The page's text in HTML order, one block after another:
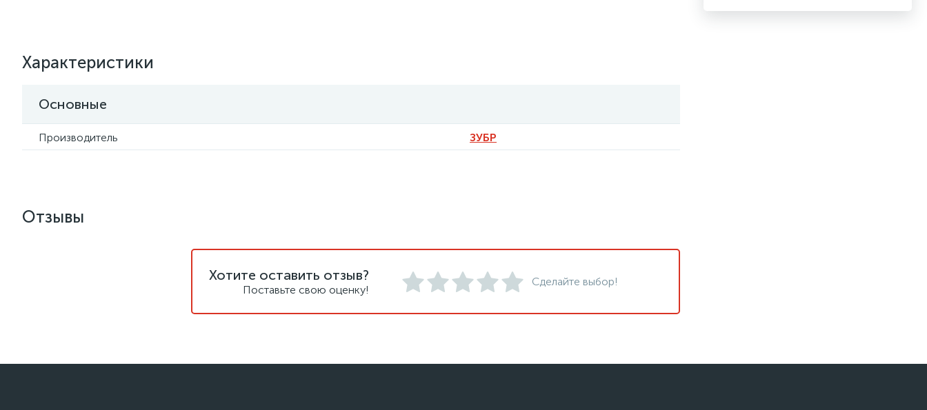
Характеристики
Основные
Производитель ЗУБР
Отзывы
Хотите оставить отзыв?
Поставьте свою оценку!
Сделайте выбор!